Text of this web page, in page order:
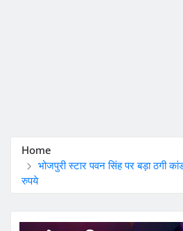
Home
भोजपुरी स्टार पवन सिंह पर बड़ा ठगी
रुपये